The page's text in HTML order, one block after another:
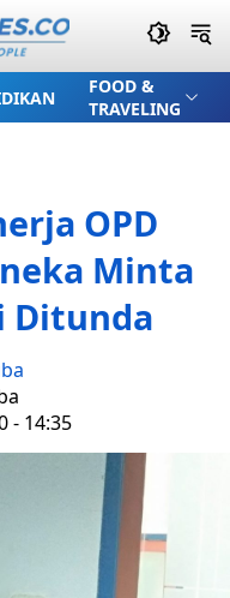
FOOD &
TRAVELING
OPD
Minta
Ditunda
- 14:35